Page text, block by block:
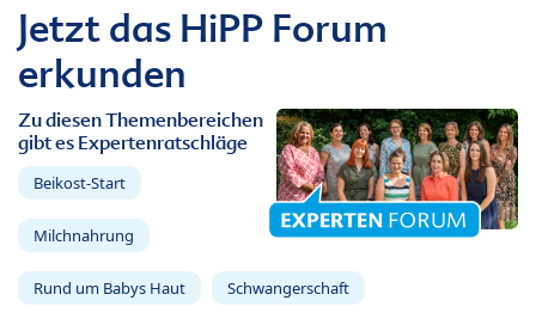
Jetzt das HiPP Forum
erkunden
Zu diesen Themenbereichen
gibt es Expertenratschläge
Beikost-Start
Milchnahrung
Rund um Babys Haut Schwangerschaft